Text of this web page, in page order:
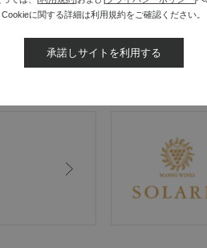
Cookieに関する詳細は利用規約をご確認ください。
承諾しサイトを利用する